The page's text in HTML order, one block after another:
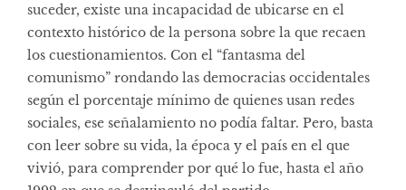
suceder, existe una incapacidad de ubicarse en el
contexto histórico de la persona sobre la que recaen
los cuestionamientos. Con el “fantasma del
comunismo” rondando las democracias occidentales
según el porcentaje mínimo de quienes usan redes
sociales, ese señalamiento no podía faltar. Pero, basta
con leer sobre su vida, la época y el país en el que
vivió, para comprender por qué lo fue, hasta el año